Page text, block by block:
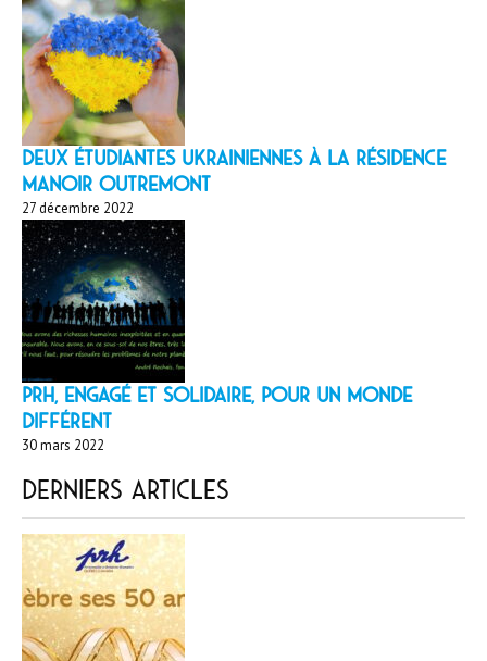
Deux étudiantes ukrainiennes à la résidence
Manoir Outremont
27 décembre 2022
PRH, engagé et solidaire, pour un monde
différent
30 mars 2022
Derniers articles